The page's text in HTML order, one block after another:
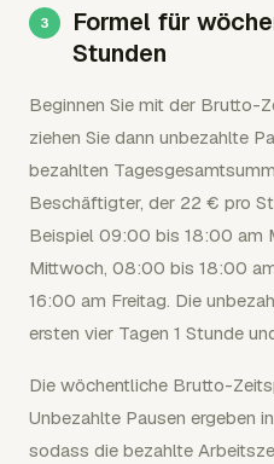
Formel für
Stunden
Beginnen Sie mit der Brutto-
ziehen Sie dann unbezahlte
bezahlten
Beschäftigter, der 22 € pro
Beispiel 09:00 bis 18:00 am
Mittwoch, 08:00 bis 18:00
16:00 am Freitag. Die
ersten vier Tagen 1 Stunde
Die wöchentliche Brutto-
Unbezahlte Pausen ergeben
sodass die bezahlte